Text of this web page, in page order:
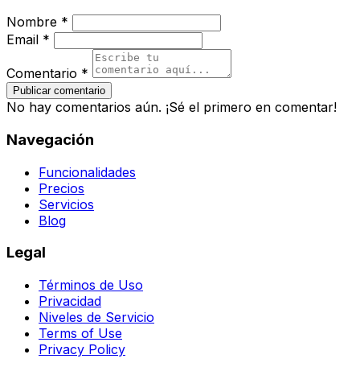
Nombre *
Email *
Comentario *
Publicar comentario
No hay comentarios aún. ¡Sé el primero en comentar!
Navegación
Funcionalidades
Precios
Servicios
Blog
Legal
Términos de Uso
Privacidad
Niveles de Servicio
Terms of Use
Privacy Policy